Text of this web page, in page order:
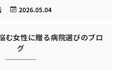
2026.05.04
む女性に贈る病院選びのブロ
グ